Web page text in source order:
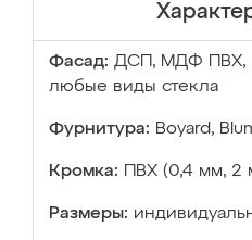
Фасад: ДСП, МДФ ПВХ,
любые виды стекла
Фурнитура: Boyard,
Кромка: ПВХ (0,4 мм, 2
Размеры: